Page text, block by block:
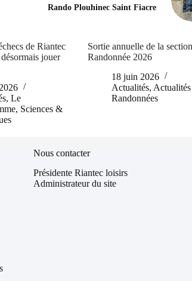
Rando Plouhinec Saint Fiacre
de Riantec
jouer
, Le
, Sciences &
Sortie annuelle de la
Randonnée 2026
18 juin 2026
Actualités, Actualités
Randonnées
Nous contacter
Présidente Riantec loisirs
Administrateur du site